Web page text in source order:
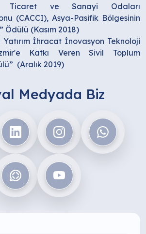
Ticaret ve Sanayi Odaları
(CACCI), Asya-Pasifik Bölgesinin
Ödülü (Kasım 2018)
Yatırım İhracat İnovasyon Teknoloji
Katkı Veren Sivil Toplum
(Aralık 2019)
Medyada Biz